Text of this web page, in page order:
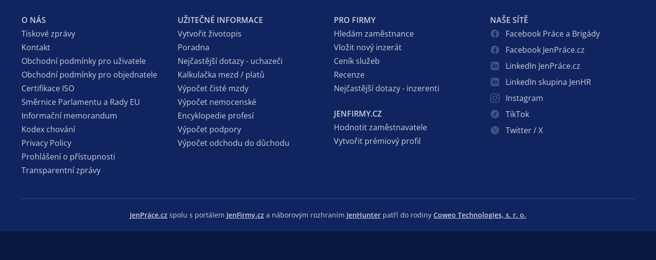
O NÁS
Tiskové zprávy
Kontakt
Obchodní podmínky pro uživatele
Obchodní podmínky pro objednatele
Certifikace ISO
Směrnice Parlamentu a Rady EU
Informační memorandum
Kodex chování
Privacy Policy
Prohlášení o přístupnosti
Transparentní zprávy
UŽITEČNÉ INFORMACE
Vytvořit životopis
Poradna
Nejčastější dotazy - uchazeči
Kalkulačka mezd / platů
Výpočet čisté mzdy
Výpočet nemocenské
Encyklopedie profesí
Výpočet podpory
Výpočet odchodu do důchodu
PRO FIRMY
Hledám zaměstnance
Vložit nový inzerát
Ceník služeb
Recenze
Nejčastější dotazy - inzerenti
JENFIRMY.CZ
Hodnotit zaměstnavatele
Vytvořit prémiový profil
NAŠE SÍTĚ
Facebook Práce a Brigády
Facebook JenPráce.cz
LinkedIn JenPráce.cz
LinkedIn skupina JenHR
Instagram
TikTok
Twitter / X
JenPráce.cz spolu s portálem JenFirmy.cz a náborovým rozhraním JenHunter patří do rodiny Coweo Technologies, s. r. o.